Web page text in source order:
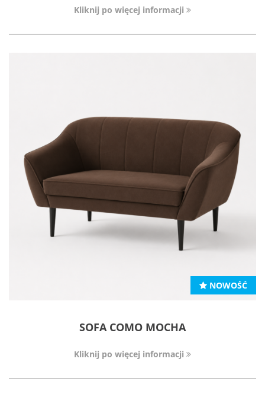
Kliknij po więcej informacji
NOWOŚĆ
SOFA COMO MOCHA
Kliknij po więcej informacji